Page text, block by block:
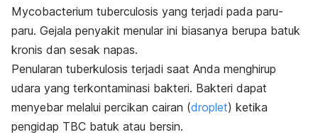
Mycobacterium tuberculosis yang terjadi pada paru-
paru. Gejala penyakit menular ini biasanya berupa batuk
kronis dan sesak napas.
Penularan tuberkulosis terjadi saat Anda menghirup
udara yang terkontaminasi bakteri. Bakteri dapat
menyebar melalui percikan cairan (droplet) ketika
pengidap TBC batuk atau bersin.